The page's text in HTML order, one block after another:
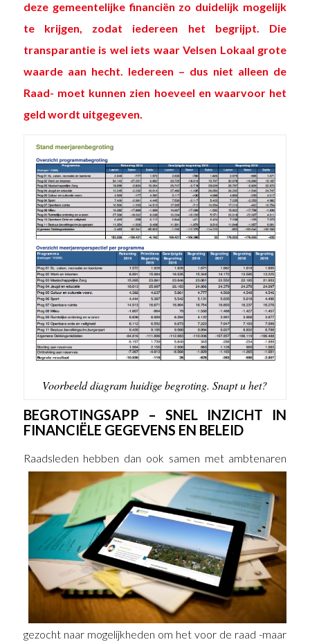
deze gemeentelijke financiën zo duidelijk mogelijk
te krijgen, zodat iedereen het begrijpt. Die
transparantie is wel iets waar Velsen Lokaal grote
waarde aan hecht. Iedereen – dus niet alleen de
Raad- moet kunnen zien hoeveel en waarvoor het
geld wordt uitgegeven.
Voorbeeld diagram huidige begroting. Snapt u het?
BEGROTINGSAPP – SNEL INZICHT IN
FINANCIËLE GEGEVENS EN BELEID
Raadsleden hebben dan ook samen met ambtenaren
gezocht naar mogelijkheden om het voor de raad -maar